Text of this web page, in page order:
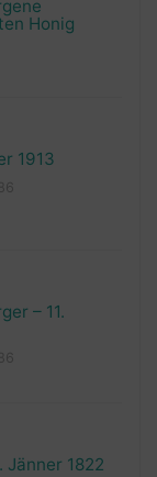
Honig
1913
– 11.
Jänner 1822